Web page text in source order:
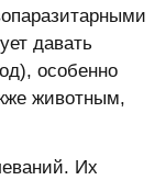
давать
особенно
животным,
Их